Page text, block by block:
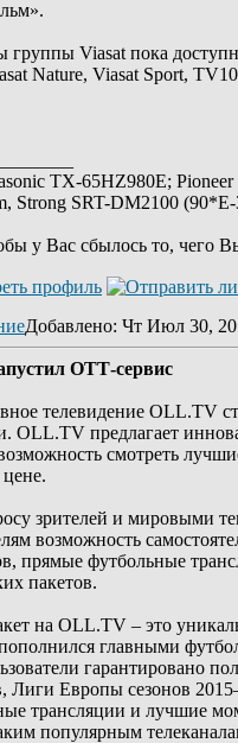
группы Viasat пока
Nature, Viasat Sport,
TX-65HZ980E;
Strong SRT-DM2100
у Вас сбылось то, чего
Добавлено: Чт Июл 30,
ОТТ-сервис
телевидение OLL.TV
OLL.TV предлагает
смотреть
зрителей и мировыми
возможность
прямые футбольные
пакетов.
на OLL.TV – это
главными
гарантировано
Лиги Европы сезонов
трансляции и лучшие
популярным